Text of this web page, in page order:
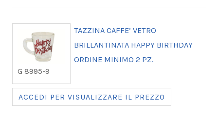
G 8995-9
TAZZINA CAFFE’ VETRO
BRILLANTINATA HAPPY BIRTHDAY
ORDINE MINIMO 2 PZ.
ACCEDI PER VISUALIZZARE IL PREZZO